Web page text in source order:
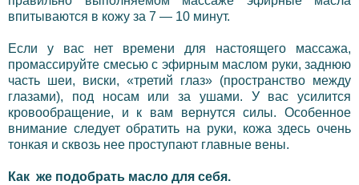
впитываются в кожу за 7 — 10 минут.
Если у вас нет времени для настоящего массажа,
промассируйте смесью с эфирным маслом руки, заднюю
часть шеи, виски, «третий глаз» (пространство между
глазами), под носам или за ушами. У вас усилится
кровообращение, и к вам вернутся силы. Особенное
внимание следует обратить на руки, кожа здесь очень
тонкая и сквозь нее проступают главные вены.
Как же подобрать масло для себя.